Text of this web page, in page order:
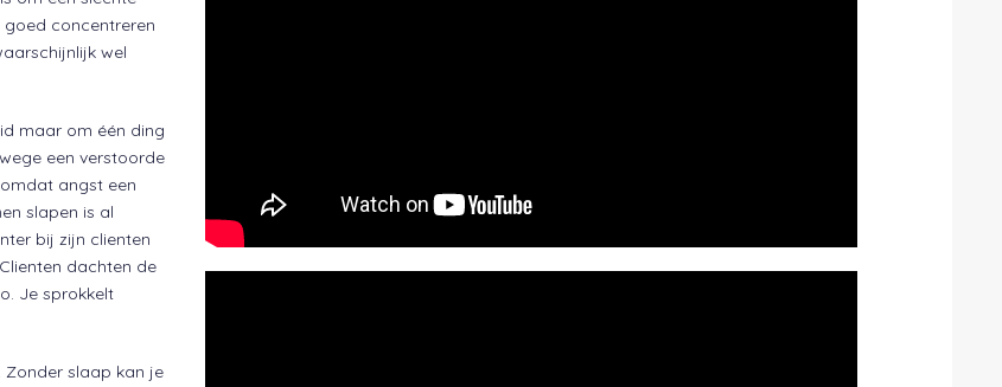
concentreren
wel
maar om één ding
een verstoorde
angst een
slapen is al
bij zijn clienten
dachten de
Je sprokkelt
slaap kan je